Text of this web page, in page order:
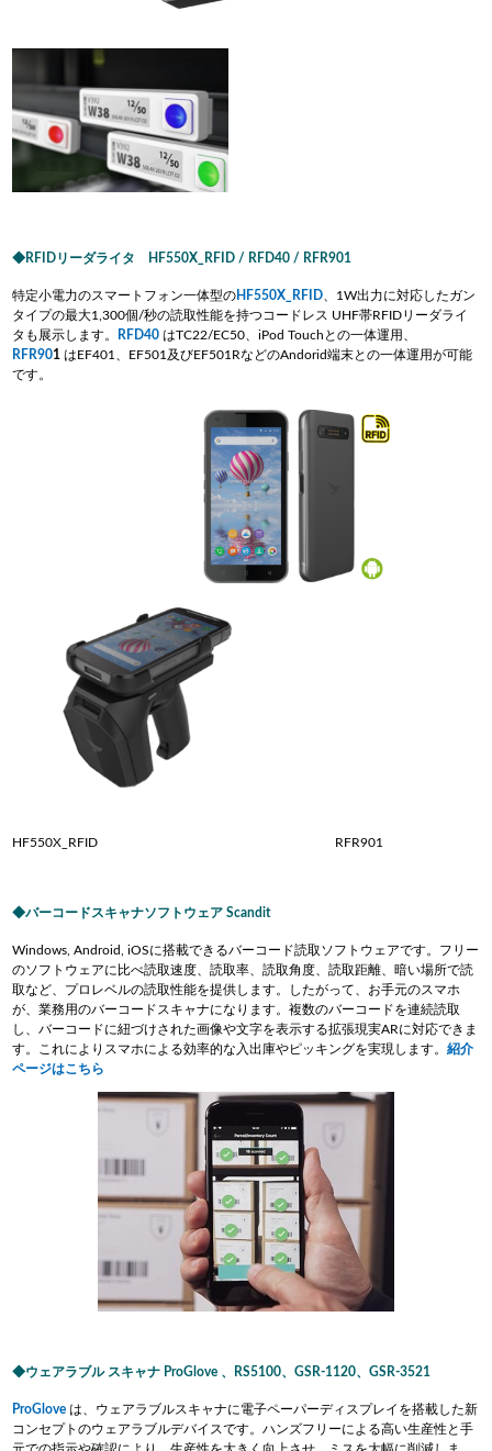
RFIDリーダライタ HF550X_RFID / RFD40 / RFR901
特定小電力のスマートフォン一体型のHF550X_RFID 、1W出力に対応したガン
タイプの最大1,300個/秒の読取性能を持つコードレス UHF帯RFIDリーダライ
タも展示します。
RFD40 はTC22/EC50、iPod Touchとの一体運用、
RFR901 はEF401、EF501及びEF501RなどのAndorid端末との一体運用が可能
です。
HF550X_RFID RFR901
バーコードスキャナソフトウェア Scandit
Windows, Android, iOSに搭載できるバーコード読取ソフトウェアです。フリー
のソフトウェアに比べ読取速度、読取率、読取角度、読取距離、暗い場所で読
取など、プロレベルの読取性能を提供します。したがって、お手元のスマホ
が、業務用のバーコードスキャナになります。複数のバーコードを連続読取
し、バーコードに紐づけされた画像や文字を表示する拡張現実ARに対応できま
す。これによりスマホによる効率的な入出庫やピッキングを実現します。紹介
ページはこちら
ウェアラブル スキャナ ProGlove 、RS5100、GSR-1120、GSR-3521
ProGloveは、ウェアラブルスキャナに電子ペーパーディスプレイを搭載した新
コンセプトのウェアラブルデバイスです。ハンズフリーによる高い生産性と手